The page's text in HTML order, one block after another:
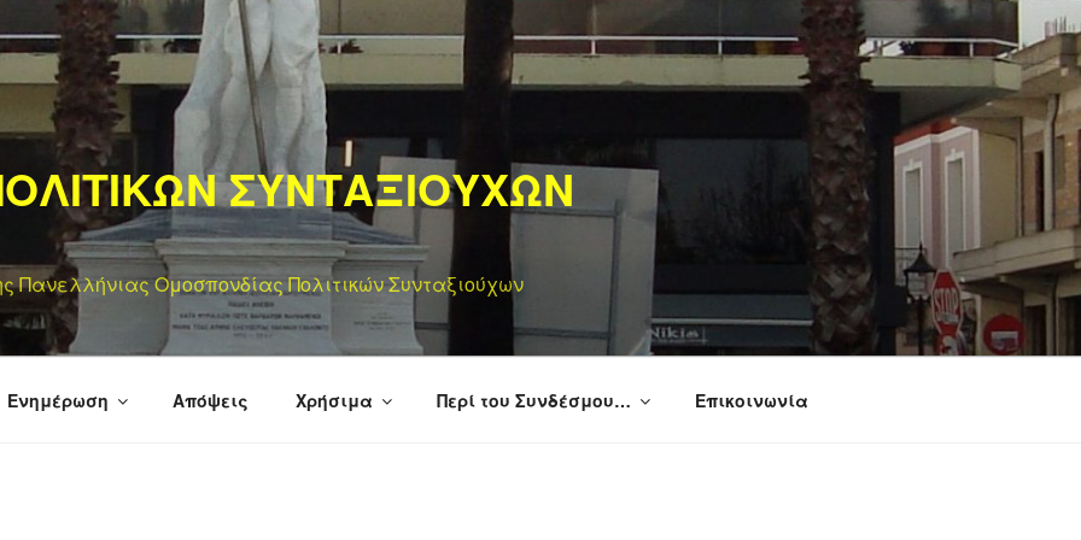
ΣΥΝΤΑΞΙΟΥΧΩΝ
Πανελλήνιας Ομοσπονδίας Πολιτικών Συνταξιούχων
Ενημέρωση Απόψεις Χρήσιμα Περί του Συνδέσμου… Επικοινωνία